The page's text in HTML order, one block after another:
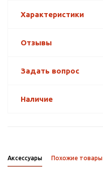
Характеристики
Отзывы
Задать вопрос
Наличие
Аксессуары Похожие товары